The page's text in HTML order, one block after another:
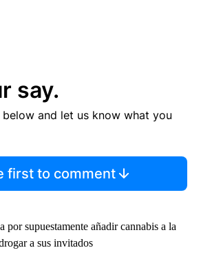
say.
and let us know what you
first to comment
por supuestamente añadir cannabis a la
a sus invitados